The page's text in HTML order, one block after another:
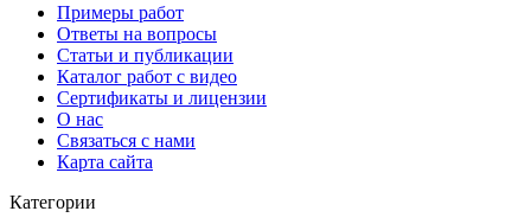
Примеры работ
Ответы на вопросы
Статьи и публикации
Каталог работ с видео
Сертификаты и лицензии
О нас
Связаться с нами
Карта сайта
Категории